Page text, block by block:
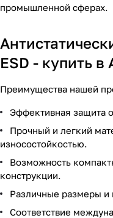
промышленной сферах.
ESD - купить в
Преимущества нашей
Эффективная защита
Прочный и легкий
износостойкостью.
Возможность
конструкции.
Различные размеры и
Соответствие